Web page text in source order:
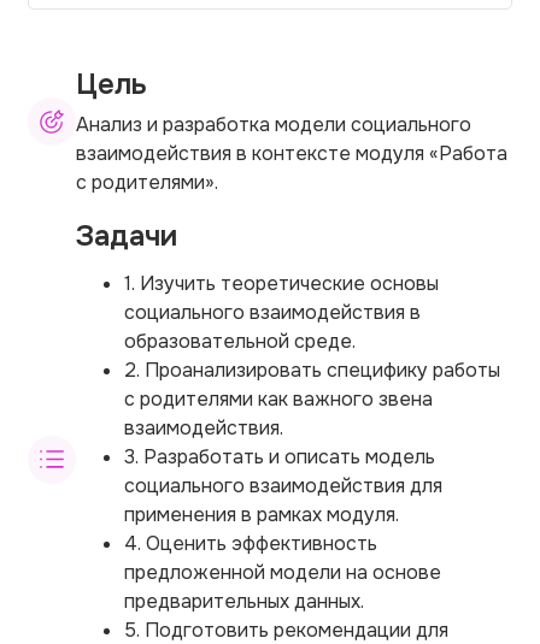
Цель
Анализ и разработка модели социального
взаимодействия в контексте модуля «Работа
с родителями».
Задачи
1. Изучить теоретические основы
социального взаимодействия в
образовательной среде.
2. Проанализировать специфику работы
с родителями как важного звена
взаимодействия.
3. Разработать и описать модель
социального взаимодействия для
применения в рамках модуля.
4. Оценить эффективность
предложенной модели на основе
предварительных данных.
5. Подготовить рекомендации для